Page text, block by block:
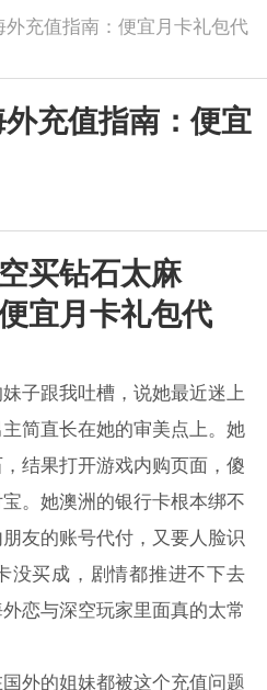
外充值指南：便宜月卡礼包代
充值指南：便宜
买钻石太麻
宜月卡礼包代
子跟我吐槽，说她最近迷上
简直长在她的审美点上。她
结果打开游戏内购页面，傻
。她澳洲的银行卡根本绑不
友的账号代付，又要人脸识
没买成，剧情都推进不下去
恋与深空玩家里面真的太常
外的姐妹都被这个充值问题